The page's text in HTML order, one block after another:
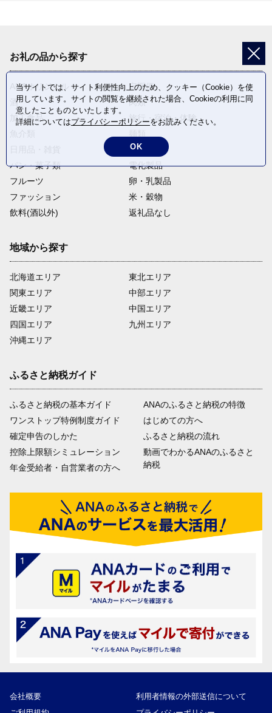
お礼の品から探す
ANAオリジナル
定期便
酒
肉類
加工食品
旅行・宿泊・体験
野菜
パン・菓子類
電化製品
フルーツ
卵・乳製品
ファッション
米・穀物
飲料(酒以外)
返礼品なし
地域から探す
北海道エリア
関東エリア
近畿エリア
四国エリア
沖縄エリア
東北エリア
中部エリア
中国エリア
九州エリア
ふるさと納税ガイド
ふるさと納税の基本ガイド
ワンストップ特例制度ガイド
確定申告のしかた
控除上限額シミュレーション
年金受給者・自営業者の方へ
ANAのふるさと納税の特徴
はじめての方へ
ふるさと納税の流れ
動画でわかるANAのふるさと
納税
会社概要
利用者情報の外部送信について
当サイトでは、サイト利便性向上のため、クッキー（Cookie）を使
用しています。サイトの閲覧を継続された場合、Cookieの利用に同
意したことものといたします。
詳細についてはプライバシーポリシーをお読みください。
OK